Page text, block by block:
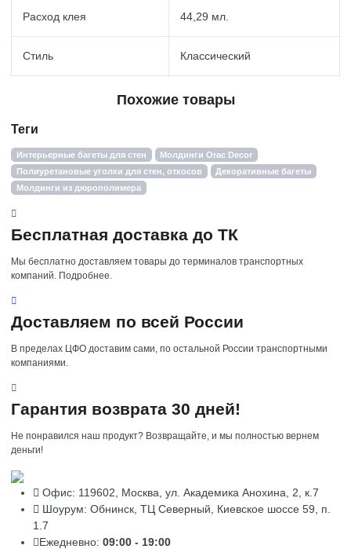
Расход клея 44,29 мл.
Стиль Классический
Похожие товары
Теги
Интерьерные багеты для стен
Молдинги Orac Decor
Полиуретановые уголки для стен, откосов
Декоративные багеты
Молдинги из дюрополимера
Бесплатная доставка до ТК
Мы бесплатно доставляем товары до терминалов транспортных
компаний. Подробнее.
Доставляем по всей России
В пределах ЦФО доставим сами, по остальной России транспортными
компаниями.
Гарантия возврата 30 дней!
Не понравился наш продукт? Возвращайте, и мы полностью вернем
деньги!
Офис: 119602, Москва, ул. Академика Анохина, 2, к.7
Шоурум: Обнинск, ТЦ Северный, Киевское шоссе 59, п.
1.7
Ежедневно: 09:00 - 19:00